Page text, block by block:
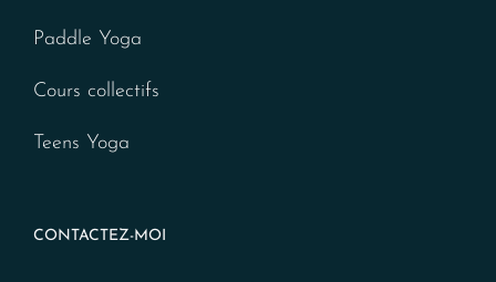
Paddle Yoga
Cours collectifs
Teens Yoga
CONTACTEZ-MOI